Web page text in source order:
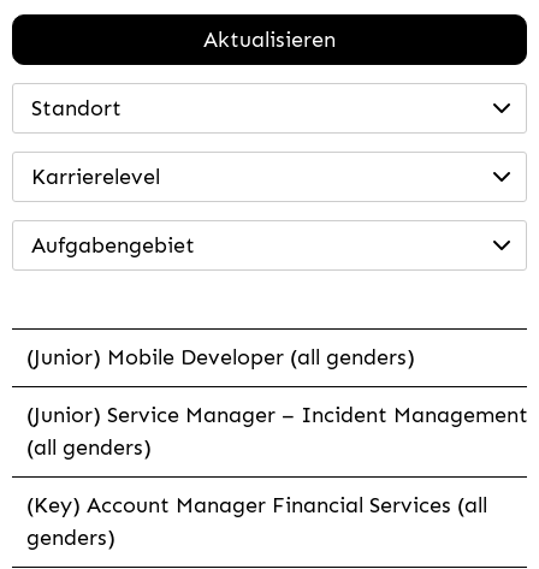
Aktualisieren
Standort
Karrierelevel
Aufgabengebiet
(Junior) Mobile Developer (all genders)
(Junior) Service Manager – Incident Management
(all genders)
(Key) Account Manager Financial Services (all
genders)